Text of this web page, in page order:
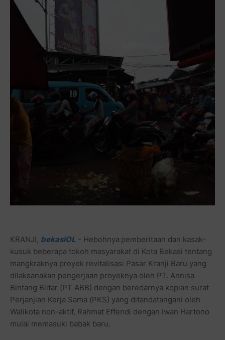
KRANJI, bekasiOL - Hebohnya pemberitaan dan kasak-
kusuk beberapa tokoh masyarakat di Kota Bekasi tentang
mangkraknya proyek revitalisasi Pasar Kranji Baru yang
dilaksanakan pengerjaan proyeknya oleh PT. Annisa
Bintang Blitar (PT ABB) dengan beredarnya kopian surat
Perjanjian Kerja Sama (PKS) yang ditandatangani oleh
Walikota non-aktif, Rahmat Effendi dengan Iwan Hartono
mulai memasuki babak baru.